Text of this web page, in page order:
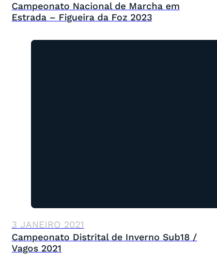
Campeonato Nacional de Marcha em
Estrada – Figueira da Foz 2023
3 JANEIRO 2021
Campeonato Distrital de Inverno Sub18 /
Vagos 2021